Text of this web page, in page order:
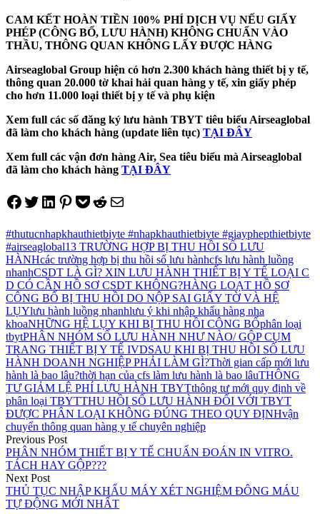
CAM KẾT HOÀN TIỀN 100% PHÍ DỊCH VỤ NẾU GIẤY
PHÉP (CÔNG BỐ, LƯU HÀNH) KHÔNG CHUẨN VÀO
THẦU, THÔNG QUAN KHÔNG LẤY ĐƯỢC HÀNG
Airseaglobal Group hiện có hơn 2.300 khách hàng thiết bị y tế,
thông quan 20.000 tờ khai hải quan hàng y tế, xin giấy phép
cho hơn 11.000 loại thiết bị y tế và phụ kiện
Xem full các số đăng ký lưu hành TBYT tiêu biểu Airseaglobal
đã làm cho khách hàng (update liên tục) TẠI ĐÂY
Xem full các vận đơn hàng Air, Sea tiêu biểu mà Airseaglobal
đã làm cho khách hàng TẠI ĐÂY
Share on Facebook
Tweet on Twitter
Share on LinkedIn
Pin on Pinterest
Save to pocket
Share on Reddit
Share via Email
#thutucnhapkhauthietbiyte #nhapkhauthietbiyte #giayphepthietbiyte
#airseaglobal13 TRƯỜNG HỢP BỊ THU HỒI SỐ LƯU
HÀNHcác trường hợp bị thu hồi số lưu hànhcfs lưu hành luồng
nhanhCSDT LÀ GÌ? XIN LƯU HÀNH THIẾT BỊ Y TẾ LOẠI C
D CÓ CẦN HỒ SƠ CSDT KHÔNG?HÀNG LOẠT HỒ SƠ
CÔNG BỐ BỊ THU HỒI DO NỘP SAI GIẤY TỜ VÀ HỆ
LỤYlưu hành luồng nhanhlưu ý khi nhập khẩu hàng nha
khoaNHỮNG HỆ LỤY KHI BỊ THU HỒI CÔNG BỐphân loại
tbytPHÂN NHÓM SỐ LƯU HÀNH NHƯ NÀO/ GỘP CỤM
TRANG THIẾT BỊ Y TẾ IVDSAU KHI BỊ THU HỒI SỐ LƯU
HÀNH DOANH NGHIỆP PHẢI LÀM GÌ?Thời gian cấp mới lưu
hành là bao lâu?thời hạn của cfs làm lưu hành là bao lâuTHÔNG
TƯ GIẢM LỆ PHÍ LƯU HÀNH TBYTthông tư mới quy định về
phân loại TBYTTHU HỒI SỐ LƯU HÀNH ĐỐI VỚI TBYT
ĐƯỢC PHÂN LOẠI KHÔNG ĐÚNG THEO QUY ĐỊNHvận
chuyển thông quan hàng y tế chuyên nghiệp
Điều
hướng
bài
viết
Previous Post
PHÂN NHÓM THIẾT BỊ Y TẾ CHUẨN ĐOÁN IN VITRO.
TÁCH HAY GỘP???
Next Post
THỦ TỤC NHẬP KHẨU MÁY XÉT NGHIỆM ĐÔNG MÁU
TỰ ĐỘNG MỚI NHẤT